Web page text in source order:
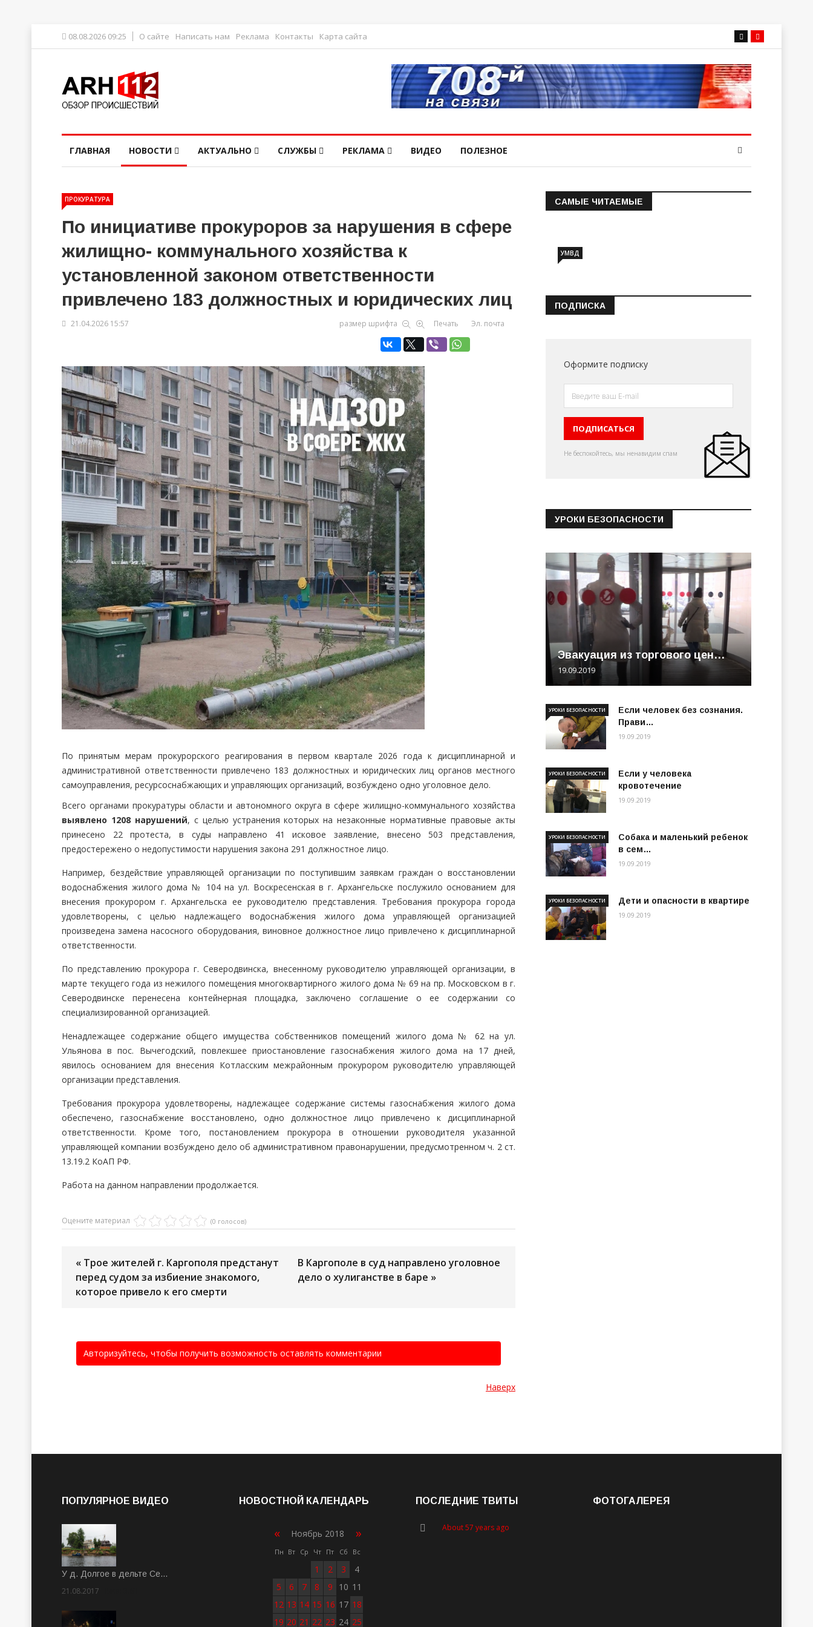
08.08.2026 09:25 О сайте Написать нам Реклама Контакты Карта сайта
ГЛАВНАЯ НОВОСТИ АКТУАЛЬНО СЛУЖБЫ РЕКЛАМА ВИДЕО ПОЛЕЗНОЕ
ПРОКУРАТУРА
По инициативе прокуроров за нарушения в сфере
жилищно- коммунального хозяйства к
установленной законом ответственности
привлечено 183 должностных и юридических лиц
21.04.2026 15:57 размер шрифта Печать Эл. почта
По принятым мерам прокурорского реагирования в первом квартале 2026 года к дисциплинарной и
административной ответственности привлечено 183 должностных и юридических лиц органов местного
самоуправления, ресурсоснабжающих и управляющих организаций, возбуждено одно уголовное дело.
Всего органами прокуратуры области и автономного округа в сфере жилищно-коммунального хозяйства
выявлено 1208 нарушений, с целью устранения которых на незаконные нормативные правовые акты
принесено 22 протеста, в суды направлено 41 исковое заявление, внесено 503 представления,
предостережено о недопустимости нарушения закона 291 должностное лицо.
Например, бездействие управляющей организации по поступившим заявкам граждан о восстановлении
водоснабжения жилого дома № 104 на ул. Воскресенская в г. Архангельске послужило основанием для
внесения прокурором г. Архангельска ее руководителю представления. Требования прокурора города
удовлетворены, с целью надлежащего водоснабжения жилого дома управляющей организацией
произведена замена насосного оборудования, виновное должностное лицо привлечено к дисциплинарной
ответственности.
По представлению прокурора г. Северодвинска, внесенному руководителю управляющей организации, в
марте текущего года из нежилого помещения многоквартирного жилого дома № 69 на пр. Московском в г.
Северодвинске перенесена контейнерная площадка, заключено соглашение о ее содержании со
специализированной организацией.
Ненадлежащее содержание общего имущества собственников помещений жилого дома № 62 на ул.
Ульянова в пос. Вычегодский, повлекшее приостановление газоснабжения жилого дома на 17 дней,
явилось основанием для внесения Котласским межрайонным прокурором руководителю управляющей
организации представления.
Требования прокурора удовлетворены, надлежащее содержание системы газоснабжения жилого дома
обеспечено, газоснабжение восстановлено, одно должностное лицо привлечено к дисциплинарной
ответственности. Кроме того, постановлением прокурора в отношении руководителя указанной
управляющей компании возбуждено дело об административном правонарушении, предусмотренном ч. 2 ст.
13.19.2 КоАП РФ.
Работа на данном направлении продолжается.
Оцените материал (0 голосов)
« Трое жителей г. Каргополя предстанут
перед судом за избиение знакомого,
которое привело к его смерти
В Каргополе в суд направлено уголовное
дело о хулиганстве в баре »
Авторизуйтесь, чтобы получить возможность оставлять комментарии
Наверх
САМЫЕ ЧИТАЕМЫЕ
Информация о состоянии
УМВД
ПОДПИСКА
Оформите подписку
Не беспокойтесь, мы ненавидим спам
УРОКИ БЕЗОПАСНОСТИ
Эвакуация из торгового цен…
19.09.2019
Если человек без сознания.
Прави…
УРОКИ БЕЗОПАСНОСТИ
19.09.2019
Если у человека
кровотечение
УРОКИ БЕЗОПАСНОСТИ
19.09.2019
Собака и маленький ребенок
в сем…
УРОКИ БЕЗОПАСНОСТИ
19.09.2019
Дети и опасности в квартире
УРОКИ БЕЗОПАСНОСТИ
19.09.2019
ПОПУЛЯРНОЕ ВИДЕО
У д. Долгое в дельте Се…
21.08.2017
НОВОСТНОЙ КАЛЕНДАРЬ
« Ноябрь 2018 »
Пн Вт Ср Чт Пт Сб Вс
1 2 3
4
5
6 7 8 9 10 11
12 13 14 15 16 17 18
19 20 21 22 23 24 25
ПОСЛЕДНИЕ ТВИТЫ
About 57 years ago
ФОТОГАЛЕРЕЯ